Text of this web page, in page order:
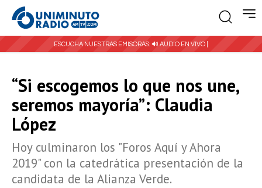
ESCUCHA NUESTRAS EMISORAS: 🔊 AUDIO EN VIVO |
“Si escogemos lo que nos une,
seremos mayoría”: Claudia
López
Hoy culminaron los "Foros Aquí y Ahora
2019" con la catedrática presentación de la
candidata de la Alianza Verde.